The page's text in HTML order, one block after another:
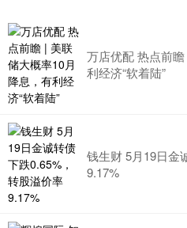
万店优配 热点前
利经济“软着陆”
钱生财 5月19日金
9.17%